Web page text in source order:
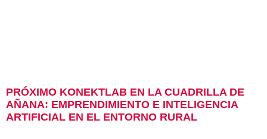
PRÓXIMO KONEKTLAB EN LA CUADRILLA DE
AÑANA: EMPRENDIMIENTO E INTELIGENCIA
ARTIFICIAL EN EL ENTORNO RURAL